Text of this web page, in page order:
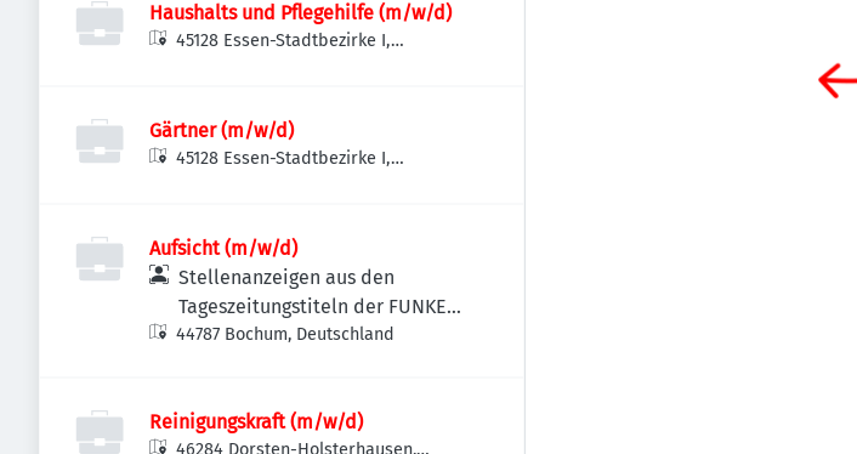
Haushalts und Pflegehilfe (m/w/d)
45128 Essen-Stadtbezirke I,
Gärtner (m/w/d)
45128 Essen-Stadtbezirke I,
Aufsicht (m/w/d)
Stellenanzeigen aus den
Tageszeitungstiteln der FUNKE
MEDIEN NRW
44787 Bochum, Deutschland
Reinigungskraft (m/w/d)
46284 Dorsten-Holsterhausen,